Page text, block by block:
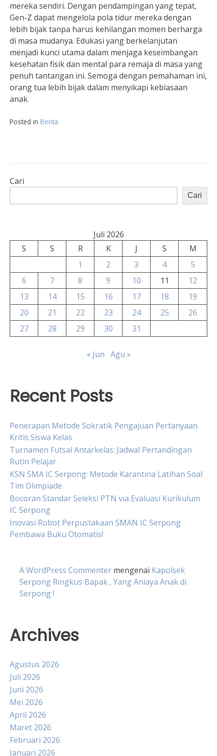
mereka sendiri. Dengan pendampingan yang tepat,
Gen-Z dapat mengelola pola tidur mereka dengan
lebih bijak tanpa harus kehilangan momen berharga
di masa mudanya. Edukasi yang berkelanjutan
menjadi kunci utama dalam menjaga keseimbangan
kesehatan fisik dan mental para remaja di masa yang
penuh tantangan ini. Semoga dengan pemahaman ini,
orang tua lebih bijak dalam menyikapi kebiasaan
anak.
Posted in Berita
Cari
Cari
Juli 2026
S
S R K J S
M
1
2 3 4
5
6
7 8 9 10 11
12
13
14 15 16 17 18
19
20
21 22 23 24 25
26
27
28 29 30 31
« Jun Agu »
Recent Posts
Penerapan Metode Sokratik Pengajuan Pertanyaan
Kritis Siswa Kelas
Turnamen Futsal Antarkelas: Jadwal Pertandingan
Rutin Pelajar
KSN SMA IC Serpong: Metode Karantina Latihan Soal
Tim Olimpiade
Bocoran Standar Seleksi PTN via Evaluasi Kurikulum
IC Serpong
Inovasi Robot Perpustakaan SMAN IC Serpong
Pembawa Buku Otomatis!
A WordPress Commenter mengenai Kapolsek
Serpong Ringkus Bapak , Yang Aniaya Anak di
Serpong !
Archives
Agustus 2026
Juli 2026
Juni 2026
Mei 2026
April 2026
Maret 2026
Februari 2026
Januari 2026